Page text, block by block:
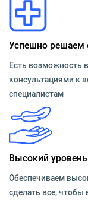
Успешно решаем
Есть возможность
консультациями к
специалистам
Высокий
Обеспечиваем
сделать все, чтобы